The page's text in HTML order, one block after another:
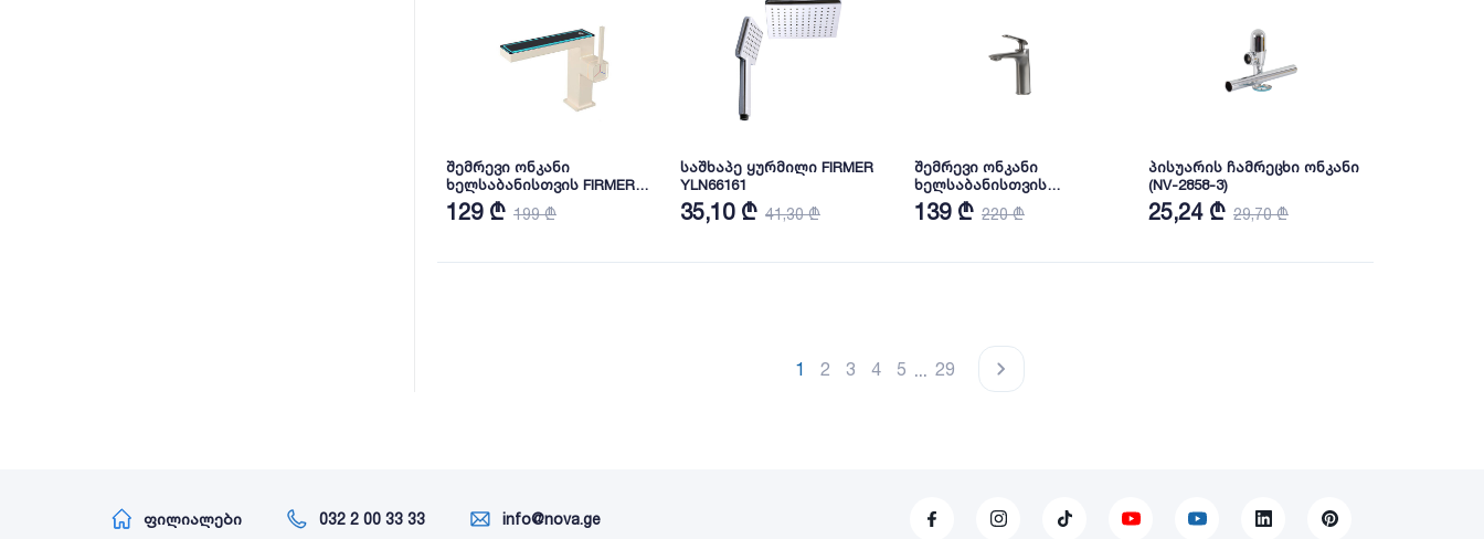
შემრევი ონკანი
ხელსაბანისთვის FIRMER
YLN18699-1W
129 ₾ 199 ₾
საშხაპე ყურმილი FIRMER
YLN66161
35,10 ₾ 41,30 ₾
შემრევი ონკანი
ხელსაბანისთვის
(ნაცრისფერი) (YLN18643-1L)
FIRMER
139 ₾ 220 ₾
პისუარის ჩამრეცხი ონკანი
(NV-2858-3)
25,24 ₾ 29,70 ₾
1 2 3 4 5 ... 29
ფილიალები 032 2 00 33 33 info@nova.ge